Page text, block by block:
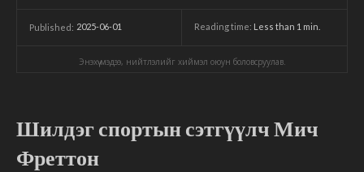
Published: 2025-06-01 Reading time: Less than 1 min.
Энэхүү мэдээ, нийтлэлийг хиймэл оюун боловсруулав.
Шилдэг спортын сэтгүүлч Мич
Фреттон